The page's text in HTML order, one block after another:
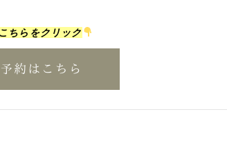
ちらをクリック